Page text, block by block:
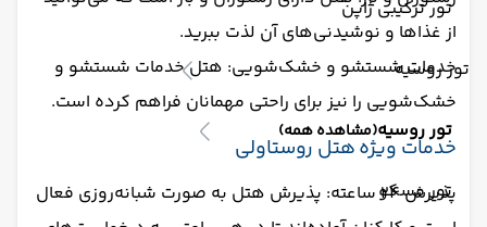
تور ترکیبی ژاپن
تور روسیه
تور روسیه(مشاهده همه)
تور مسکو
از غذاها و نوشیدنی‌های آن لذت ببرید.
خدمات شستشو و خشک‌شویی: هتل خدمات شستشو و
خشک‌شویی را نیز برای راحتی مهمانان فراهم کرده است.
خدمات ویژه هتل روستاولی
پذیرش 24 ساعته: پذیرش هتل به صورت شبانه‌روزی فعال